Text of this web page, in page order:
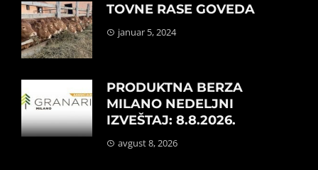
TOVNE RASE GOVEDA
januar 5, 2024
PRODUKTNA BERZA
MILANO NEDELJNI
IZVEŠTAJ: 8.8.2026.
avgust 8, 2026